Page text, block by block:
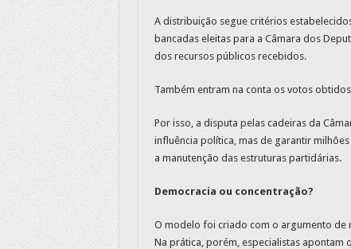
A distribuição segue critérios
bancadas eleitas para a Câmara dos
dos recursos públicos recebidos.
Também entram na conta os votos
Por isso, a disputa pelas cadeiras da
influência política, mas de garantir
a manutenção das estruturas partidárias.
Democracia ou concentração?
O modelo foi criado com o argumento de
Na prática, porém, especialistas